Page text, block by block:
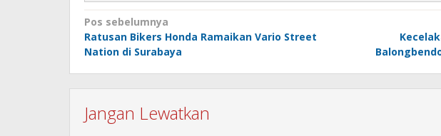
Navigasi
pos
Pos sebelumnya
Ratusan Bikers Honda Ramaikan Vario Street
Nation di Surabaya
Jangan Lewatkan